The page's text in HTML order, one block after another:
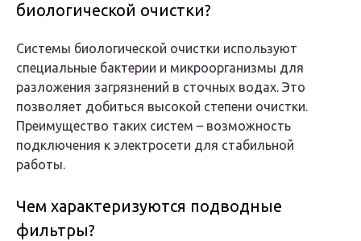
биологической очистки?
Системы биологической очистки используют
специальные бактерии и микроорганизмы для
разложения загрязнений в сточных водах. Это
позволяет добиться высокой степени очистки.
Преимущество таких систем – возможность
подключения к электросети для стабильной
работы.
Чем характеризуются подводные
фильтры?